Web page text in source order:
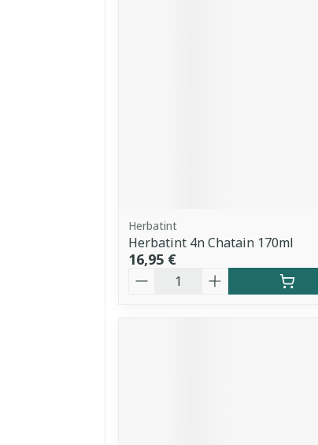
Herbatint
Herbatint 4n Chatain 170ml
16,95 €
Quantité